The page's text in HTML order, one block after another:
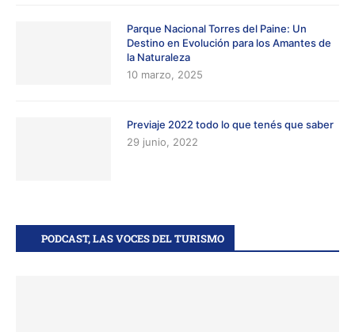
Parque Nacional Torres del Paine: Un
Destino en Evolución para los Amantes de
la Naturaleza
10 marzo, 2025
Previaje 2022 todo lo que tenés que saber
29 junio, 2022
PODCAST, LAS VOCES DEL TURISMO